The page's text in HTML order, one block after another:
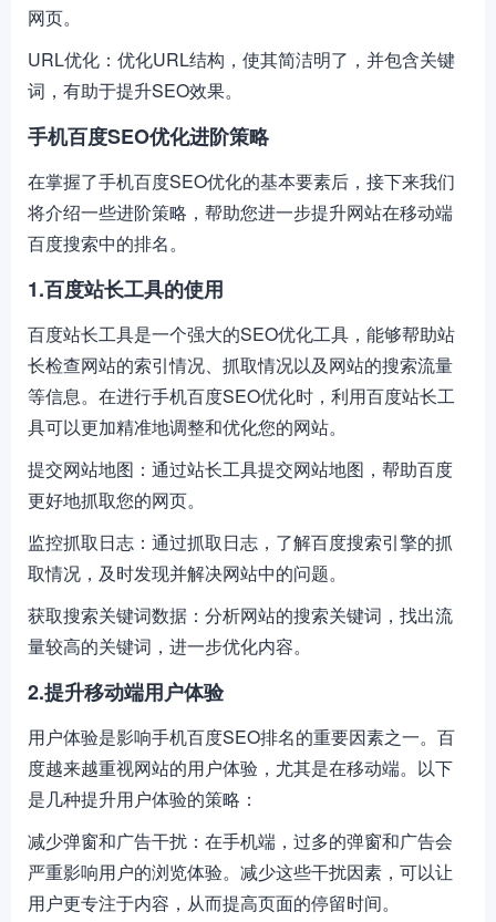
网页。
URL优化：优化URL结构，使其简洁明了，并包含关键
词，有助于提升SEO效果。
手机百度SEO优化进阶策略
在掌握了手机百度SEO优化的基本要素后，接下来我们
将介绍一些进阶策略，帮助您进一步提升网站在移动端
百度搜索中的排名。
1.百度站长工具的使用
百度站长工具是一个强大的SEO优化工具，能够帮助站
长检查网站的索引情况、抓取情况以及网站的搜索流量
等信息。在进行手机百度SEO优化时，利用百度站长工
具可以更加精准地调整和优化您的网站。
提交网站地图：通过站长工具提交网站地图，帮助百度
更好地抓取您的网页。
监控抓取日志：通过抓取日志，了解百度搜索引擎的抓
取情况，及时发现并解决网站中的问题。
获取搜索关键词数据：分析网站的搜索关键词，找出流
量较高的关键词，进一步优化内容。
2.提升移动端用户体验
用户体验是影响手机百度SEO排名的重要因素之一。百
度越来越重视网站的用户体验，尤其是在移动端。以下
是几种提升用户体验的策略：
减少弹窗和广告干扰：在手机端，过多的弹窗和广告会
严重影响用户的浏览体验。减少这些干扰因素，可以让
用户更专注于内容，从而提高页面的停留时间。